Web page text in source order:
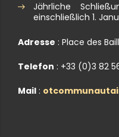
Jährliche
einschließlich 1.
Adresse : Place des
Telefon : +33 (0)3 82
Mail :